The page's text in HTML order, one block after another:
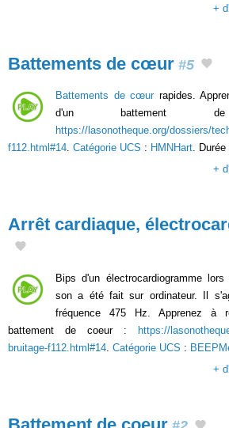
+
Battements de cœur #5
Battements de cœur rapides.
d'un
https://lasonotheque.org/dossiers/
f112.html#14. Catégorie UCS : HMNHart. Durée
+
Arrêt cardiaque,
Bips d'un électrocardiogramme
son a été fait sur ordinateur. Il
fréquence 475 Hz. Apprenez à
battement de coeur :
https://
bruitage-f112.html#14 Catégorie UCS :
+